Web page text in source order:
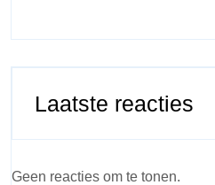
Laatste reacties
Geen reacties om te tonen.